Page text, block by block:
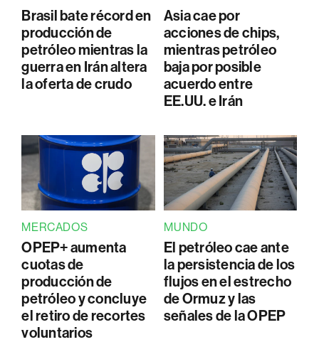
Brasil bate récord en
producción de
petróleo mientras la
guerra en Irán altera
la oferta de crudo
Asia cae por
acciones de chips,
mientras petróleo
baja por posible
acuerdo entre
EE.UU. e Irán
MERCADOS
OPEP+ aumenta
cuotas de
producción de
petróleo y concluye
el retiro de recortes
voluntarios
MUNDO
El petróleo cae ante
la persistencia de los
flujos en el estrecho
de Ormuz y las
señales de la OPEP